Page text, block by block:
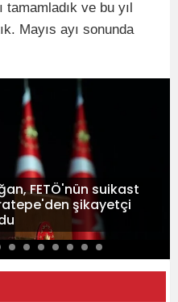
tamamladık ve bu yıl
Mayıs ayı sonunda
FETÖ'nün suikast
şikayetçi